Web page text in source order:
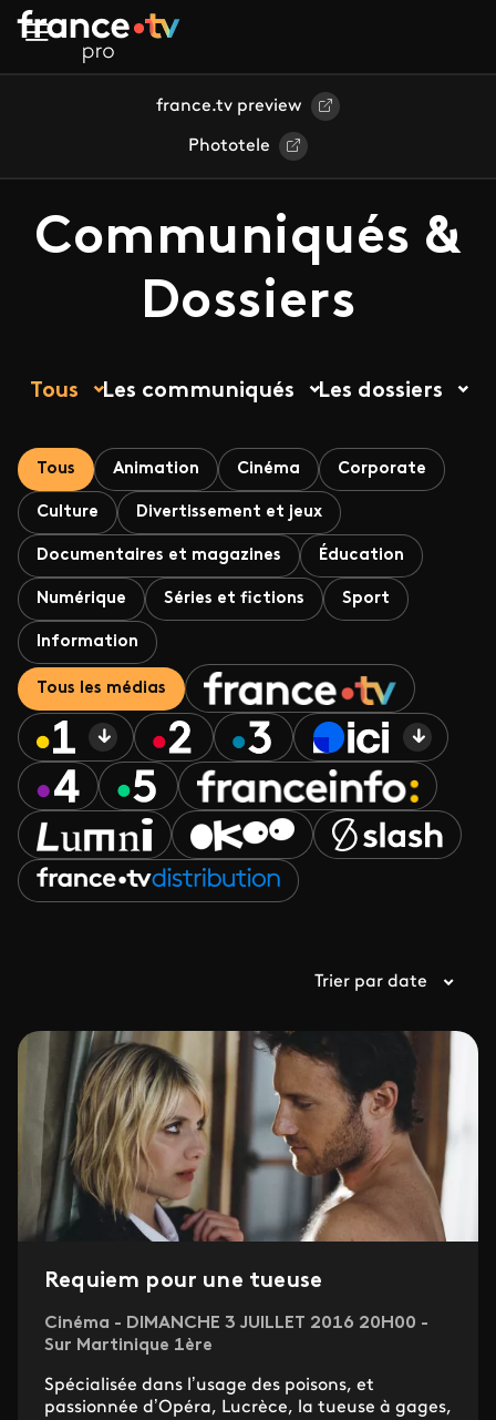
Aller au contenu principal
france.tv preview
Phototele
Communiqués &
Dossiers
Tous Les communiqués Les dossiers
Tous Animation Cinéma Corporate
Culture Divertissement et jeux
Documentaires et magazines Éducation
Numérique Séries et fictions Sport
Information
Tous les médias
Trier par date
Requiem pour une tueuse
Cinéma - DIMANCHE 3 JUILLET 2016 20H00 -
Sur Martinique 1ère
Spécialisée dans l’usage des poisons, et
passionnée d’Opéra, Lucrèce, la tueuse à gages,